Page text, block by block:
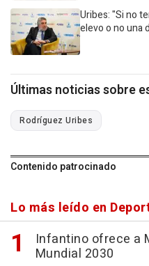
Uribes: "Si no
elevo o no una
Últimas noticias sobre
Rodríguez Uribes
Contenido patrocinado
Lo más leído en
Infantino ofrece a
Mundial 2030